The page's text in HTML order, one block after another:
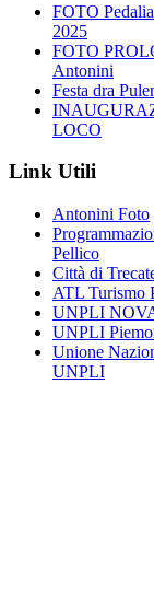
FOTO
2025
FOTO
Antonini
Festa dra
LOCO
Link Utili
Antonini Foto
Pellico
Città di
ATL Turismo
UNPLI
UNPLI
Unione
UNPLI